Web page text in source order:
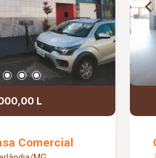
L
Comercial